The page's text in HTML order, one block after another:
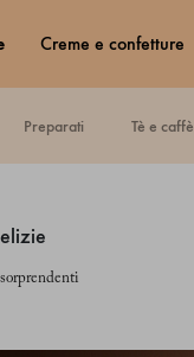
creme e confetture
preparati tè e caffè